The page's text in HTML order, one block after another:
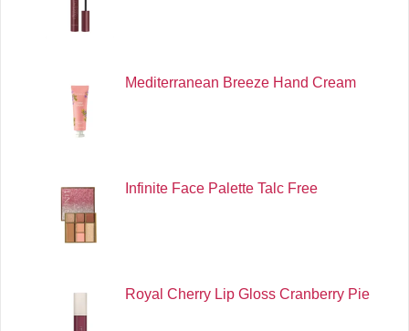
Mediterranean Breeze Hand Cream
Infinite Face Palette Talc Free
Royal Cherry Lip Gloss Cranberry Pie